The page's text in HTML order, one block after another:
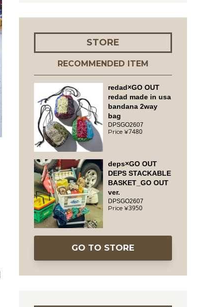
STORE
RECOMMENDED ITEM
redad×GO OUT
redad made in usa
bandana 2way
bag
DPSGO2607
7480
deps×GO OUT
DEPS STACKABLE
BASKET_GO OUT
ver.
DPSGO2607
3950
GO TO STORE